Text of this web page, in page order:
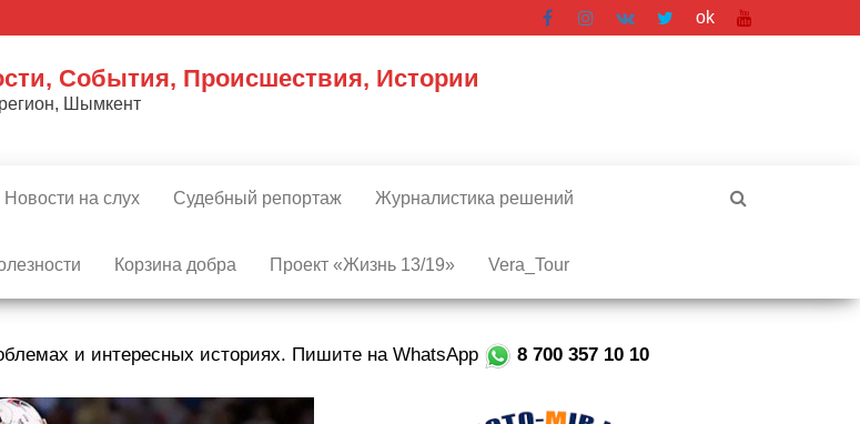
ok
События, Происшествия, Истории
Шымкент
Новости на слух Судебный репортаж Журналистика решений
Корзина добра Проект «Жизнь 13/19» Vera_Tour
и интересных историях. Пишите на WhatsApp 8 700 357 10 10